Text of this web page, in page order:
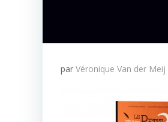
par Véronique Van der Meij